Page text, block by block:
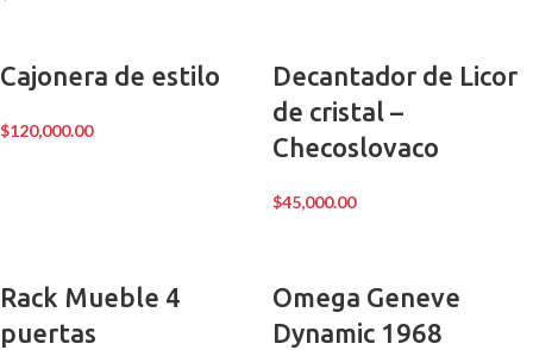
Cajonera de estilo
$120,000.00
Decantador de Licor
de cristal –
Checoslovaco
$45,000.00
Rack Mueble 4
puertas
Omega Geneve
Dynamic 1968